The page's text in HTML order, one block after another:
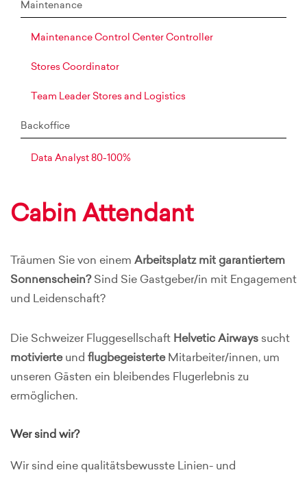
Maintenance
Maintenance Control Center Controller
Stores Coordinator
Team Leader Stores and Logistics
Backoffice
Data Analyst 80-100%
Cabin Attendant
Träumen Sie von einem Arbeitsplatz mit garantiertem
Sonnenschein?Sind Sie Gastgeber/in mit Engagement
und Leidenschaft?
Die Schweizer Fluggesellschaft Helvetic Airways sucht
motivierteund flugbegeisterteMitarbeiter/innen, um
unseren Gästen ein bleibendes Flugerlebnis zu
ermöglichen.
Wer sind wir?
Wir sind eine qualitätsbewusste Linien- und